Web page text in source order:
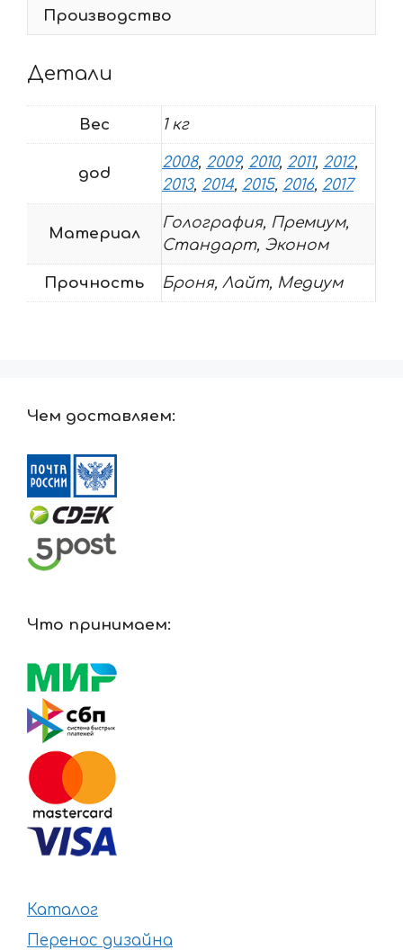
Производство
Детали
Вес 1 кг
god
2008, 2009, 2010, 2011, 2012,
2013, 2014, 2015, 2016, 2017
Материал
Голография, Премиум,
Стандарт, Эконом
Прочность Броня, Лайт, Медиум
Чем доставляем:
Что принимаем:
Каталог
Перенос дизайна